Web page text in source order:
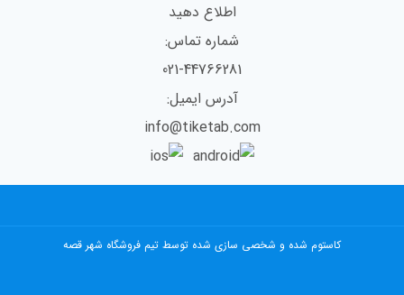
اطلاع دهید
شماره تماس:
021-44766281
آدرس ایمیل:
info@tiketab.com
کاستوم شده و شخصی سازی شده توسط تیم فروشگاه شهر قصه